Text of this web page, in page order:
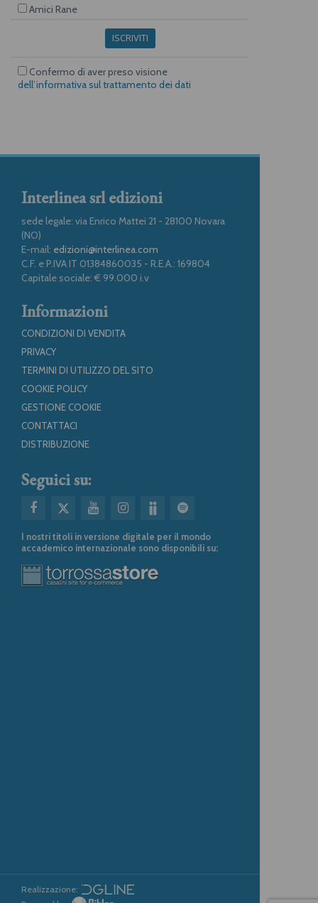
Amici Rane
ISCRIVITI
Confermo di aver preso visione
dell’informativa sul trattamento dei dati
Interlinea srl edizioni
sede legale: via Enrico Mattei 21 - 28100 Novara
(NO)
E-mail: edizioni@interlinea.com
C.F. e P.IVA IT 01384860035 - R.E.A.: 169804
Capitale sociale: € 99.000 i.v
Informazioni
CONDIZIONI DI VENDITA
PRIVACY
TERMINI DI UTILIZZO DEL SITO
COOKIE POLICY
GESTIONE COOKIE
CONTATTACI
DISTRIBUZIONE
Seguici su:
I nostri titoli in versione digitale per il mondo
accademico internazionale sono disponibili su:
Realizzazione: